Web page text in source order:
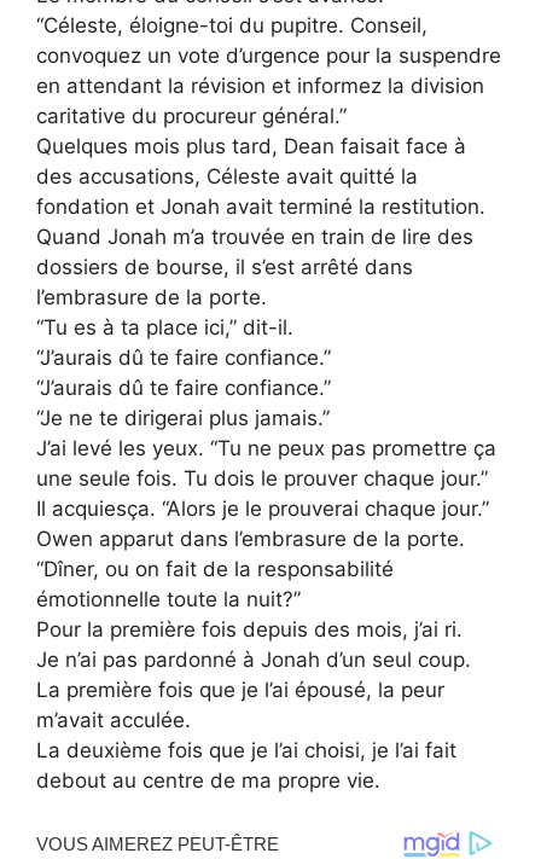
“Céleste, éloigne-toi du pupitre. Conseil,
convoquez un vote d’urgence pour la suspendre
en attendant la révision et informez la division
caritative du procureur général.”
Quelques mois plus tard, Dean faisait face à
des accusations, Céleste avait quitté la
fondation et Jonah avait terminé la restitution.
Quand Jonah m’a trouvée en train de lire des
dossiers de bourse, il s’est arrêté dans
l’embrasure de la porte.
“Tu es à ta place ici,” dit-il.
“J’aurais dû te faire confiance.”
“J’aurais dû te faire confiance.”
“Je ne te dirigerai plus jamais.”
J’ai levé les yeux. “Tu ne peux pas promettre ça
une seule fois. Tu dois le prouver chaque jour.”
Il acquiesça. “Alors je le prouverai chaque jour.”
Owen apparut dans l’embrasure de la porte.
“Dîner, ou on fait de la responsabilité
émotionnelle toute la nuit?”
Pour la première fois depuis des mois, j’ai ri.
Je n’ai pas pardonné à Jonah d’un seul coup.
La première fois que je l’ai épousé, la peur
m’avait acculée.
La deuxième fois que je l’ai choisi, je l’ai fait
debout au centre de ma propre vie.